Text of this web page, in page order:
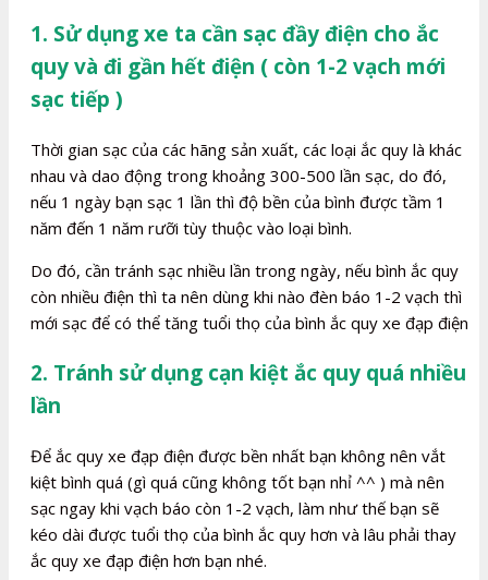
1. Sử dụng xe ta cần sạc đầy điện cho ắc
quy và đi gần hết điện ( còn 1-2 vạch mới
sạc tiếp )
Thời gian sạc của các hãng sản xuất, các loại ắc quy là khác
nhau và dao động trong khoảng 300-500 lần sạc, do đó,
nếu 1 ngày bạn sạc 1 lần thì độ bền của bình được tầm 1
năm đến 1 năm rưỡi tùy thuộc vào loại bình.
Do đó, cần tránh sạc nhiều lần trong ngày, nếu bình ắc quy
còn nhiều điện thì ta nên dùng khi nào đèn báo 1-2 vạch thì
mới sạc để có thể tăng tuổi thọ của bình ắc quy xe đạp điện
2. Tránh sử dụng cạn kiệt ắc quy quá nhiều
lần
Để ắc quy xe đạp điện được bền nhất bạn không nên vắt
kiệt bình quá (gì quá cũng không tốt bạn nhỉ ^^ ) mà nên
sạc ngay khi vạch báo còn 1-2 vạch, làm như thế bạn sẽ
kéo dài được tuổi thọ của bình ắc quy hơn và lâu phải thay
ắc quy xe đạp điện hơn bạn nhé.